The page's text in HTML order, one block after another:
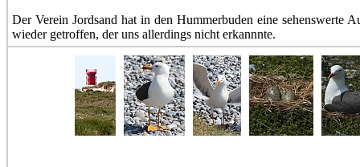
Der Verein Jordsand hat in den Hummerbuden eine sehenswerte
wieder getroffen, der uns allerdings nicht erkannnte.